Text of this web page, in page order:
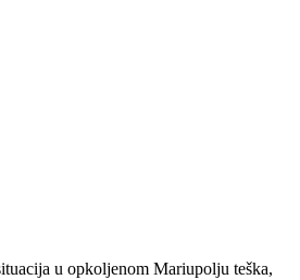
u opkoljenom Mariupolju teška,